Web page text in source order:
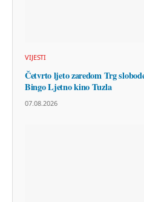
VIJESTI
Četvrto ljeto zaredom Trg
Bingo Ljetno kino Tuzla
07.08.2026